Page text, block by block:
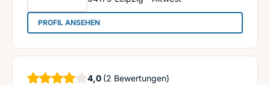
PROFIL ANSEHEN: Automobilzentrum Leipzig-West GmbH
4,0 Sterne
(2 Bewertungen)